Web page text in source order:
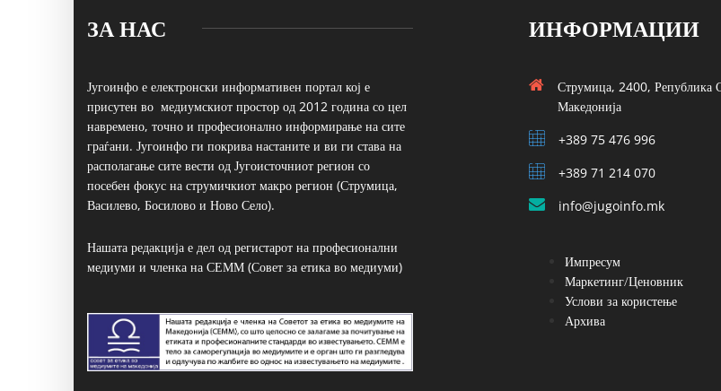
ЗА НАС
Југоинфо е електронски информативен портал кој е
присутен во медиумскиот простор од 2012 година со цел
навремено, точно и професионално информирање на сите
граѓани. Југоинфо ги покрива настаните и ви ги става на
располагање сите вести од Југоисточниот регион со
посебен фокус на струмичкиот макро регион (Струмица,
Василево, Босилово и Ново Село).
Нашата редакција е дел од регистарот на професионални
медиуми и членка на СЕММ (Совет за етика во медиуми)
ИНФОРМАЦИИ
Струмица, 2400, Република
Македонија
+389 75 476 996
+389 71 214 070
info@jugoinfo.mk
Импресум
Маркетинг/Ценовник
Услови за користење
Архива